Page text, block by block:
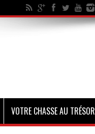
VOTRE CHASSE AU TRÉSOR